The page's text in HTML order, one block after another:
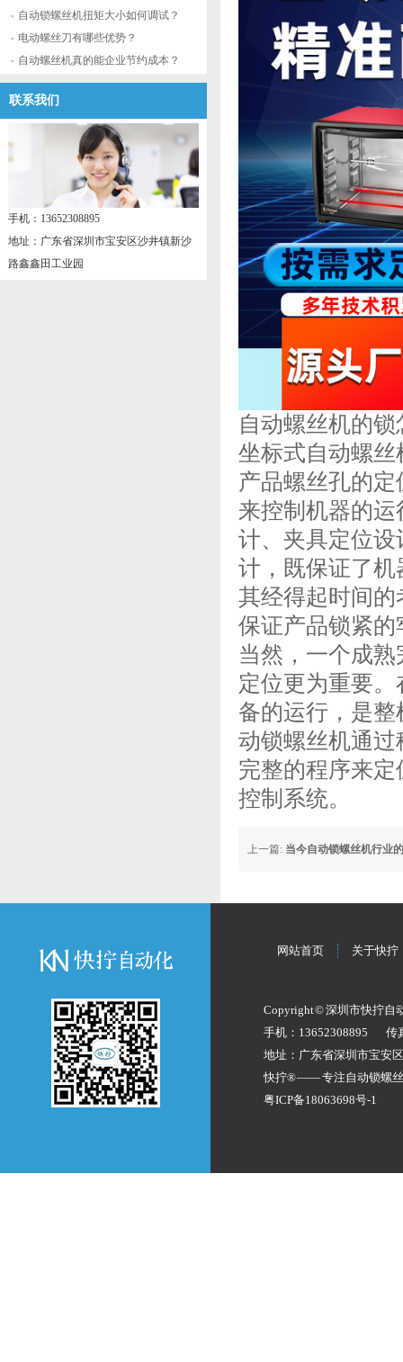
自动锁螺丝机扭矩大小如何调试？
电动螺丝刀有哪些优势？
自动螺丝机真的能企业节约成本？
联系我们
手机：13652308895
地址：广东省深圳市宝安区沙井镇新沙
路鑫鑫田工业园
自动螺丝机的锁
坐标式自动螺
产品螺丝孔的
来控制机器的
计、夹具定位
计，既保证了
其经得起时间
保证产品锁紧
当然，一个成
定位更为重要
备的运行，是
动锁螺丝机通
完整的程序来
控制系统。
上一篇: 当今自动锁螺丝机行业
网站首页 关于快拧
Copyright © 深圳市快拧自
手机：13652308895
传
地址：广东省深圳市宝安
快拧® —— 专注自动锁螺
粤ICP备18063698号-1